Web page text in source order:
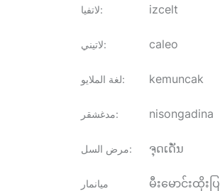
لاتفيا: izcelt
لاتيني: caleo
لغة الملايو: kemuncak
مدغشقر: nisongadina
مرض السل: ຈຸດເດັ່ນ
ميانمار
မီးမောင်းထိုးပြ